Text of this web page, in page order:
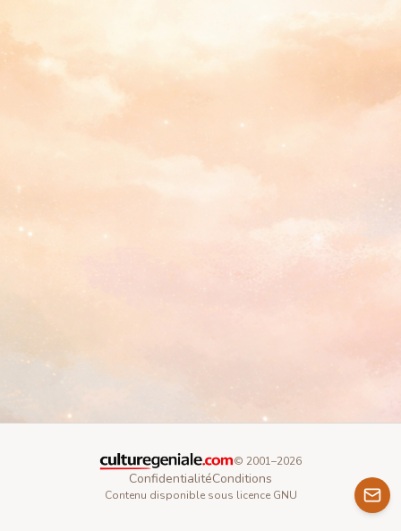
© 2001–2026
ConfidentialitéConditions
Contenu disponible sous licence GNU